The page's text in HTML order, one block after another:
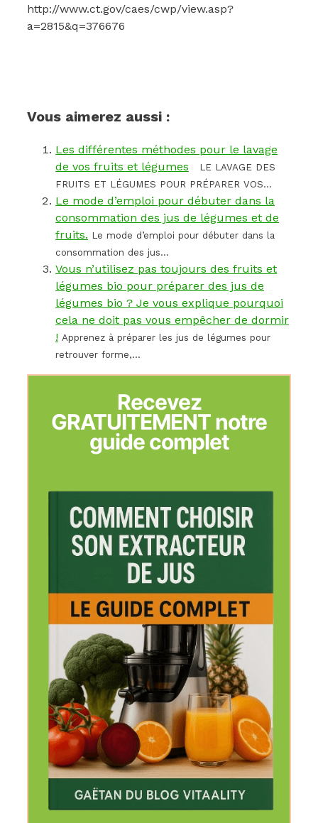
http://www.ct.gov/caes/cwp/view.asp?
a=2815&q=376676
Vous aimerez aussi :
Les différentes méthodes pour le lavage
de vos fruits et légumes
LE LAVAGE DES
FRUITS ET LÉGUMES POUR PRÉPARER VOS...
Le mode d’emploi pour débuter dans la
consommation des jus de légumes et de
fruits. Le mode d’emploi pour débuter dans la
consommation des jus...
Vous n’utilisez pas toujours des fruits et
légumes bio pour préparer des jus de
légumes bio ? Je vous explique pourquoi
cela ne doit pas vous empêcher de dormir
! Apprenez à préparer les jus de légumes pour
retrouver forme,...